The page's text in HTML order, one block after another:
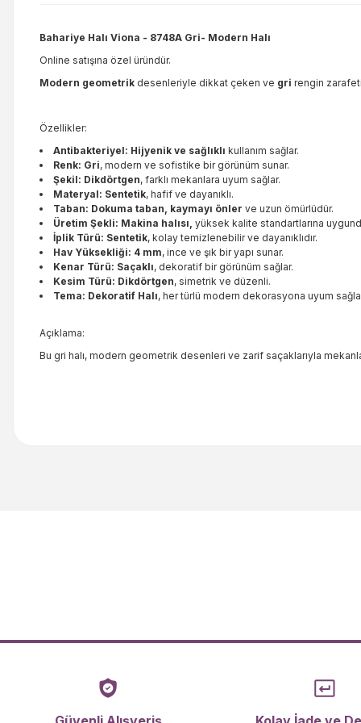
Bahariye Halı Viona - 8748A Gri- Modern Halı
Online satışına özel üründür.
Modern geometrik desenleriyle dikkat çeken ve gri rengin
Özellikler:
Antibakteriyel: Hijyenik ve sağlıklı kullanım sağlar.
Renk: Gri, modern ve sofistike bir görünüm sunar.
Şekil: Dikdörtgen, farklı mekanlara uyum sağlar.
Materyal: Sentetik, hafif ve dayanıklı.
Taban: Dokuma taban, kaymayı önler ve uzun ömürlüdür.
Üretim Şekli: Makina halısı, yüksek kalite standartlarına
İplik Türü: Sentetik, kolay temizlenebilir ve dayanıklıdır.
Hav Yüksekliği: 4 mm, ince ve şık bir yapı sunar.
Kenar Türü: Saçaklı, dekoratif bir görünüm sağlar.
Kesim Türü: Dikdörtgen, simetrik ve düzenli.
Tema: Dekoratif Halı, her türlü modern dekorasyona uyum
Açıklama:
Bu gri halı, modern geometrik desenleri ve zarif saçaklarıyla